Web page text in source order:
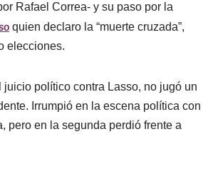
Rafael Correa- y su paso por la
quien declaro la “muerte cruzada”,
elecciones.
político contra Lasso, no jugó un
Irrumpió en la escena política con
pero en la segunda perdió frente a